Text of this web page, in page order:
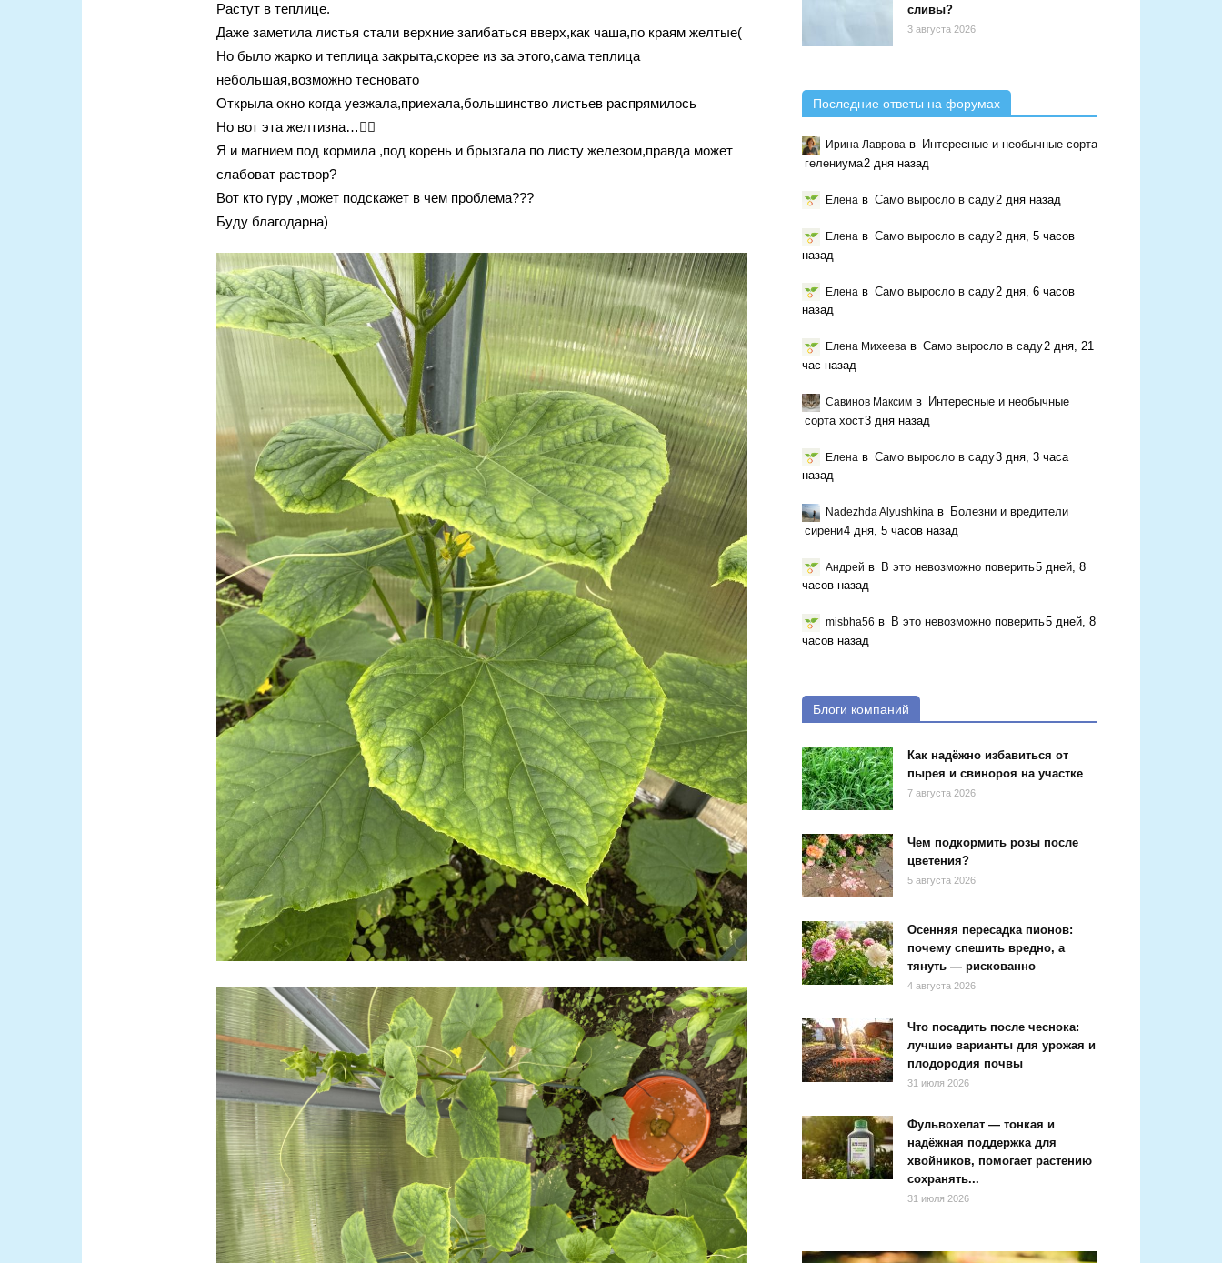
Растут в теплице.
Даже заметила листья стали верхние загибаться вверх,как чаша,по краям желтые(
Но было жарко и теплица закрыта,скорее из за этого,сама теплица
небольшая,возможно тесновато
Открыла окно когда уезжала,приехала,большинство листьев распрямилось
Но вот эта желтизна…🤦‍♀️
Я и магнием под кормила ,под корень и брызгала по листу железом,правда может
слабоват раствор?
Вот кто гуру ,может подскажет в чем проблема???
Буду благодарна)
сливы?
3 августа 2026
Последние ответы на форумах
Ирина Лаврова в Интересные и необычные сорта
гелениума2 дня назад
Елена в Само выросло в саду2 дня назад
Елена в Само выросло в саду2 дня, 5 часов
назад
Елена в Само выросло в саду2 дня, 6 часов
назад
Елена Михеева в Само выросло в саду2 дня, 21
час назад
Савинов Максим в Интересные и необычные
сорта хост3 дня назад
Елена в Само выросло в саду3 дня, 3 часа
назад
Nadezhda Alyushkina в Болезни и вредители
сирени4 дня, 5 часов назад
Андрей в В это невозможно поверить5 дней, 8
часов назад
misbha56 в В это невозможно поверить5 дней, 8
часов назад
Блоги компаний
Как надёжно избавиться от
пырея и свинороя на участке
7 августа 2026
Чем подкормить розы после
цветения?
5 августа 2026
Осенняя пересадка пионов:
почему спешить вредно, а
тянуть — рискованно
4 августа 2026
Что посадить после чеснока:
лучшие варианты для урожая и
плодородия почвы
31 июля 2026
Фульвохелат — тонкая и
надёжная поддержка для
хвойников, помогает растению
сохранять...
31 июля 2026